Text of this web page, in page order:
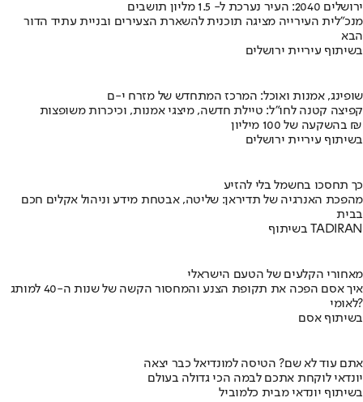
ירושלים 2040: העיר נערכת ל- 1.5 מליון תושבים
מנכ"לית העירייה מציגה תוכנית להשארת הצעירים ובניית עתיד הדור
הבא
בשיתוף עיריית ירושלים
שופינג, אמנות ואוכל: המרכז המתחדש של מזרח י-ם
קפיצה קטנה לחו"ל: טיילת חדשה, מיצגי אמנות, וכיכרות משופצות
בהשקעה של 100 מיליון ₪
בשיתוף עיריית ירושלים
כך תחסכו בחשמל בלי להזיע
מהפכת האנרגיה של תדיראן: שליטה, אבטחת מידע וניהול אקלים חכם
בבית
בשיתוף TADIRAN
מאחורי הקלעים של הטעם הישראלי
איך אסם הפכה את תקופת הצנע והמחסור הקשה של שנות ה-40 למותג
לאומי?
בשיתוף אסם
אתם עוד לא שם? הטיסה למונדיאל כבר יצאה
יונדאי לוקחת אתכם לבמה הכי גדולה בעולם
בשיתוף יונדאי מבית כלמוביל